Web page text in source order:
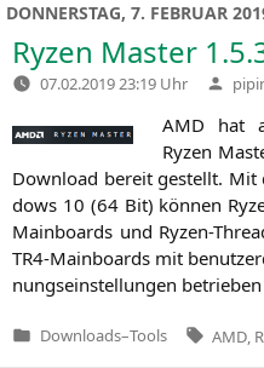
DONNERSTAG, 7. FEBRUAR
Ryzen Master
07.02.2019 23:19 Uhr
von
AMD hat
Ryzen
Down­load bereit gestellt.
dows 10 (64 Bit) kön­nen
Main­boards und Ryzen-
TR4-Main­boards mit
nungs­ein­stel­lun­gen
Veröffentlicht
Downloads–Tools Tags:
AMD